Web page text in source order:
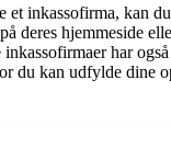
et inkassofirma, kan
deres hjemmeside
har
du kan udfylde dine